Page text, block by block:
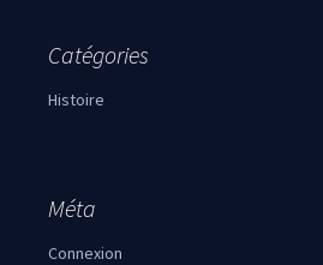
Catégories
Histoire
Méta
Connexion